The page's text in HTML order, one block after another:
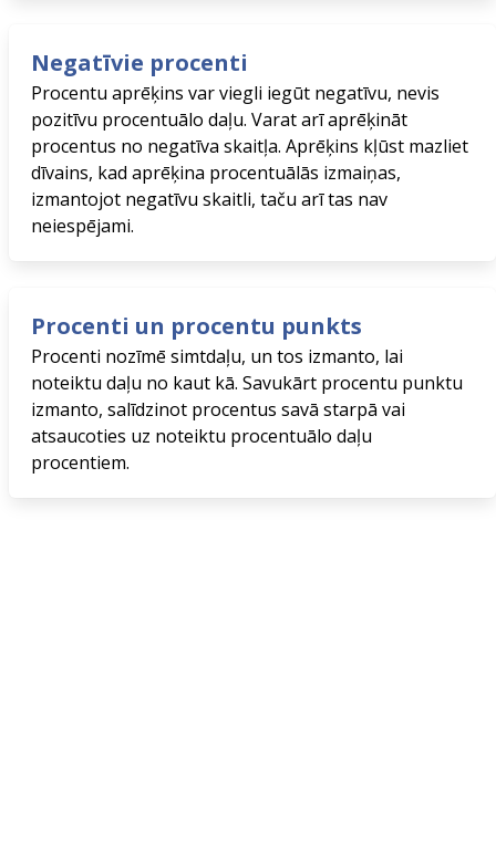
Negatīvie procenti
Procentu aprēķins var viegli iegūt negatīvu, nevis
pozitīvu procentuālo daļu. Varat arī aprēķināt
procentus no negatīva skaitļa. Aprēķins kļūst mazliet
dīvains, kad aprēķina procentuālās izmaiņas,
izmantojot negatīvu skaitli, taču arī tas nav
neiespējami.
Procenti un procentu punkts
Procenti nozīmē simtdaļu, un tos izmanto, lai
noteiktu daļu no kaut kā. Savukārt procentu punktu
izmanto, salīdzinot procentus savā starpā vai
atsaucoties uz noteiktu procentuālo daļu
procentiem.